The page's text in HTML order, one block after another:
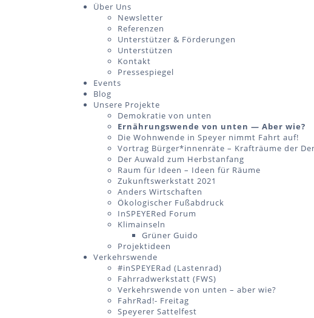
Über Uns
Newsletter
Referenzen
Unterstützer & Förderungen
Unterstützen
Kontakt
Pressespiegel
Events
Blog
Unsere Projekte
Demokratie von unten
Ernährungswende von unten — Aber wie?
Die Wohnwende in Speyer nimmt Fahrt auf!
Vortrag Bürger*innenräte – Krafträume der
Der Auwald zum Herbstanfang
Raum für Ideen – Ideen für Räume
Zukunftswerkstatt 2021
Anders Wirtschaften
Ökologischer Fußabdruck
InSPEYERed Forum
Klimainseln
Grüner Guido
Projektideen
Verkehrswende
#inSPEYERad (Lastenrad)
Fahrradwerkstatt (FWS)
Verkehrswende von unten – aber wie?
FahrRad!- Freitag
Speyerer Sattelfest